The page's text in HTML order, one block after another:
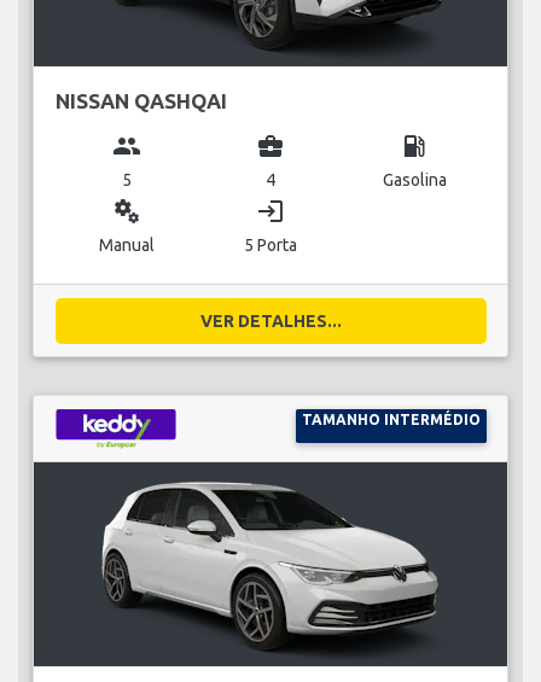
NISSAN QASHQAI
group
5
business_center
4
local_gas_station
Gasolina
miscellaneous_services
Manual
login
5 Porta
VER DETALHES...
TAMANHO INTERMÉDIO